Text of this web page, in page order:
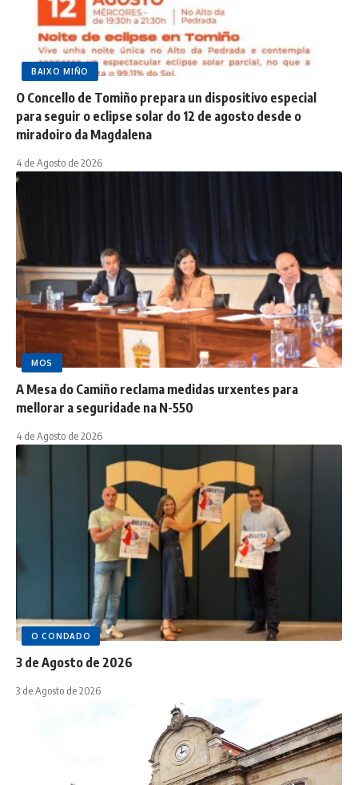
BAIXO MIÑO
O Concello de Tomiño prepara un dispositivo especial
para seguir o eclipse solar do 12 de agosto desde o
miradoiro da Magdalena
4 de Agosto de 2026
MOS
A Mesa do Camiño reclama medidas urxentes para
mellorar a seguridade na N-550
4 de Agosto de 2026
O CONDADO
3 de Agosto de 2026
3 de Agosto de 2026